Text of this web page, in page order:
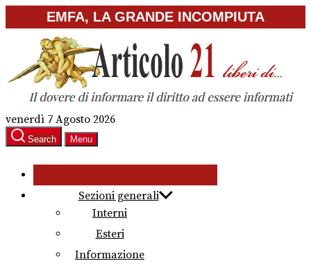
to
content
EMFA, LA GRANDE INCOMPIUTA
venerdì 7 Agosto 2026
Search Menu
Sezioni generali
Interni
Esteri
Informazione